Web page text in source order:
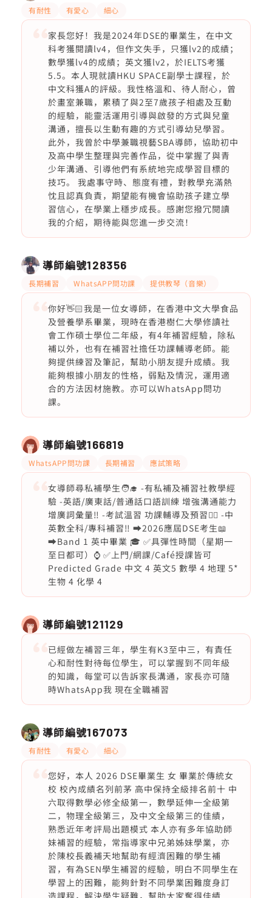
有耐性 有愛心 細心
家長您好！我是2024年DSE的畢業生，在中文
科考獲閱讀lv4，但作文失手，只獲lv2的成績；
數學獲lv4的成績；英文獲lv2，於IELTS考獲
5.5。本人現就讀HKU SPACE副學士課程，於
中文科獲A的評級。我性格溫和、待人耐心，曾
於畫室兼職，累積了與2至7歲孩子相處及互動
的經驗，能靈活運用引導與啟發的方式與兒童
溝通，擅長以生動有趣的方式引導幼兒學習。
此外，我曾於中學兼職視藝SBA導師，協助初中
及高中學生整理與完善作品，從中掌握了與青
少年溝通、引導他們有系統地完成學習目標的
技巧。 我處事守時、態度有禮，對教學充滿熱
忱且認真負責，期望能有機會協助孩子建立學
習信心，在學業上穩步成長。感謝您撥冗閱讀
我的介紹，期待能與您進一步交流！
導師編號128356
長期補習 WhatsAPP問功課 提供教琴（音樂）
你好👋🏻我是一位女導師，在香港中文大學食品
及營養學系畢業，現時在香港樹仁大學修讀社
會工作碩士學位二年級，有4年補習經驗，除私
補以外，也有在補習社擔任功課輔導老師。能
夠提供練習及筆記，幫助小朋友提升成績。我
能夠根據小朋友的性格，弱點及情況，運用適
合的方法因材施教。亦可以WhatsApp問功
課。
導師編號166819
WhatsAPP問功課 長期補習 應試策略
女導師尋私補學生🧑‍🎓 -有私補及補習社教學經
驗 -英語/廣東話/普通話口語訓練 增強溝通能力
增廣詞彙量‼️ -考試溫習 功課輔導及預習❤️‍🔥 -中
英數全科/專科補習‼️ ➡️2026應屆DSE考生📖
➡️Band 1 英中畢業 🎓 ✅具彈性時間（星期一
至日都可）⌚️ ✅上門/網課/Café授課皆可
Predicted Grade 中文 4 英文5 數學 4 地理 5*
生物 4 化學 4
導師編號121129
已經做左補習三年，學生有K3至中三，有責任
心和耐性對待每位學生，可以掌握到不同年級
的知識，每堂可以告訴家長溝通，家長亦可隨
時WhatsApp我 現在全職補習
導師編號167073
有耐性 有愛心 細心
您好，本人 2026 DSE畢業生 女 畢業於傳統女
校 校內成績名列前茅 高中保持全級排名前十 中
六取得數學必修全級第一，數學延伸一全級第
二，物理全級第三，及中文全級第三的佳績，
熟悉近年考評局出題模式 本人亦有多年協助師
妹補習的經驗，常指導家中兄弟姊妹學業，亦
於陳校長義補天地幫助有經濟困難的學生補
習，有為SEN學生補習的經驗，明白不同學生在
學習上的困難，能夠針對不同學業困難度身訂
造課程，解決學生疑難，幫助大家奪得佳績